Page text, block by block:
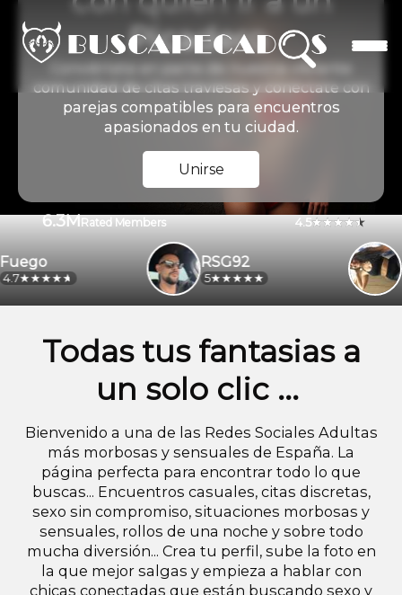
Picadero
Conviértete en parte de nuestra vibrante
comunidad de citas traviesas y conéctate con
parejas compatibles para encuentros
apasionados en tu ciudad.
Unirse
6.3MRated Members 4.5
4.2
RSG92
5
Todas tus fantasias a
un solo clic ...
Bienvenido a una de las Redes Sociales Adultas
más morbosas y sensuales de España. La
página perfecta para encontrar todo lo que
buscas... Encuentros casuales, citas discretas,
sexo sin compromiso, situaciones morbosas y
sensuales, rollos de una noche y sobre todo
mucha diversión... Crea tu perfil, sube la foto en
la que mejor salgas y empieza a hablar con
chicas conectadas que están buscando sexo y